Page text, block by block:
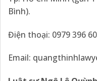
Bình).
Điện thoại: 0979 396
Email: